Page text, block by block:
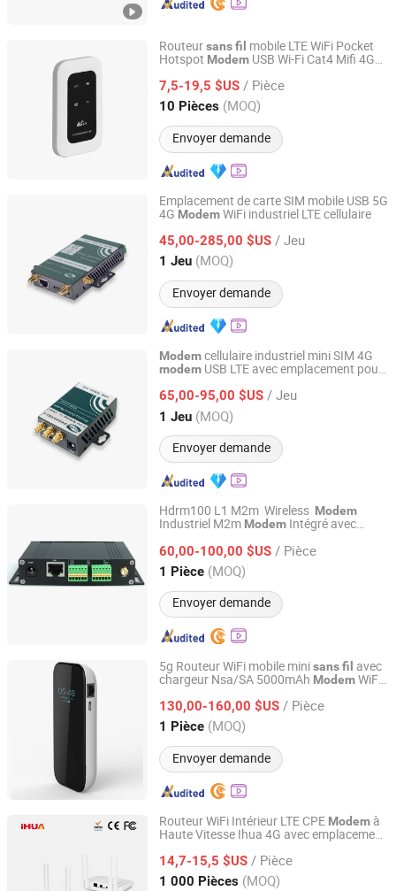
Routeursansfil mobile LTE WiFi Pocket
Hotspot Modem USB Wi-Fi Cat4 Mifi 4G
7,5-19,5 $US / Pièce
10 Pièces (MOQ)
Envoyer demande
Hangzhou Softel Optic Co., Ltd.
Zhejiang, China Depuis 2009
Emplacement de carte SIM mobile USB 5G
4G ModemWiFi industriel LTE cellulaire
45,00-285,00 $US / Jeu
1 Jeu (MOQ)
Envoyer demande
Shenzhen E-Lins Communication Co., Limited
Guangdong, China Depuis 2008
Modemcellulaire industriel mini SIM 4G
modem USB LTE avec emplacement pour
65,00-95,00 $US / Jeu
1 Jeu (MOQ)
Envoyer demande
Shenzhen E-Lins Communication Co., Limited
Guangdong, China Depuis 2008
Hdrm100 L1 M2m Wireless Modem
Industriel M2m Modem Intégré avec
Jamais
60,00-100,00 $US / Pièce
1 Pièce (MOQ)
Envoyer demande
Shenzhen Ex-link Technology Co., Ltd.
Guangdong, China Depuis 2017
5g Routeur WiFi mobile minisansfil avec
chargeur Nsa/SA 5000mAh ModemWiFi
130,00-160,00 $US / Pièce
1 Pièce (MOQ)
Envoyer demande
Shenzhen Ex-link Technology Co., Ltd.
Depuis 2017
Routeur WiFi Intérieur LTE CPE Modem à
Haute Vitesse Ihua 4G avec emplacement
14,7-15,5 $US / Pièce
1 000 Pièces (MOQ)
Yihua Communication (Huizhou) Co., Ltd.
Guangdong, China Depuis 2025